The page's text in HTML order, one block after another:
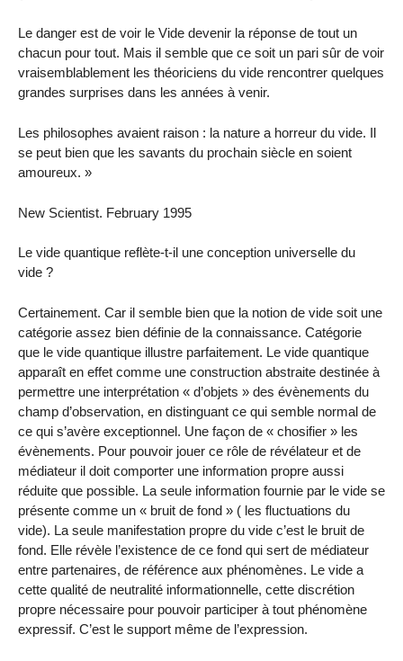
Le danger est de voir le Vide devenir la réponse de tout un
chacun pour tout. Mais il semble que ce soit un pari sûr de voir
vraisemblablement les théoriciens du vide rencontrer quelques
grandes surprises dans les années à venir.
Les philosophes avaient raison : la nature a horreur du vide. Il
se peut bien que les savants du prochain siècle en soient
amoureux. »
New Scientist. February 1995
Le vide quantique reflète-t-il une conception universelle du
vide ?
Certainement. Car il semble bien que la notion de vide soit une
catégorie assez bien définie de la connaissance. Catégorie
que le vide quantique illustre parfaitement. Le vide quantique
apparaît en effet comme une construction abstraite destinée à
permettre une interprétation « d’objets » des évènements du
champ d’observation, en distinguant ce qui semble normal de
ce qui s’avère exceptionnel. Une façon de « chosifier » les
évènements. Pour pouvoir jouer ce rôle de révélateur et de
médiateur il doit comporter une information propre aussi
réduite que possible. La seule information fournie par le vide se
présente comme un « bruit de fond » ( les fluctuations du
vide). La seule manifestation propre du vide c’est le bruit de
fond. Elle révèle l’existence de ce fond qui sert de médiateur
entre partenaires, de référence aux phénomènes. Le vide a
cette qualité de neutralité informationnelle, cette discrétion
propre nécessaire pour pouvoir participer à tout phénomène
expressif. C’est le support même de l’expression.